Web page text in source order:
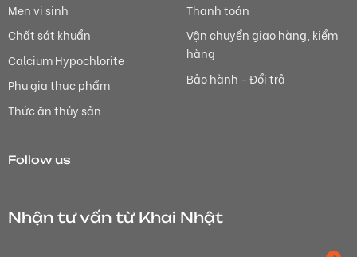
Men vi sinh
Chất sát khuẩn
Calcium Hypochlorite
Phụ gia thực phẩm
Thức ăn thủy sản
Thanh toán
Vận chuyển giao hàng, kiểm
hàng
Bảo hành - Đổi trả
Follow us
Nhận tư vấn từ Khai Nhật